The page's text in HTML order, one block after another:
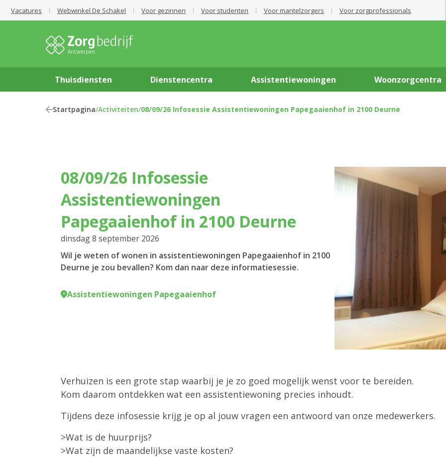
Vacatures Webwinkel De Schakel Voor gezinnen Voor studenten Voor mantelzorgers Voor zorgprofessionals
Thuisdiensten Dienstencentra Assistentiewoningen Woonzorgcentra
Startpagina/Activiteiten/08/09/26 Infosessie Assistentiewoningen Papegaaienhof in 2100 Deurne
08/09/26 Infosessie
Assistentiewoningen
Papegaaienhof in 2100 Deurne
dinsdag 8 september 2026
Wil je weten of wonen in assistentiewoningen Papegaaienhof in 2100
Deurne je zou bevallen? Kom dan naar deze informatiesessie.
Assistentiewoningen Papegaaienhof
Verhuizen is een grote stap waarbij je je zo goed mogelijk wenst voor te bereiden.
Kom daarom ontdekken wat een assistentiewoning precies inhoudt.
Tijdens deze infosessie krijg je op al jouw vragen een antwoord van onze medewerkers.
>Wat is de huurprijs?
>Wat zijn de maandelijkse vaste kosten?